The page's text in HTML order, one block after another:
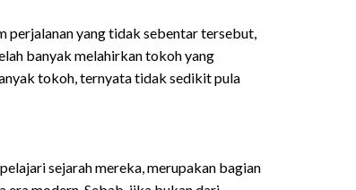
perjalanan yang tidak sebentar tersebut,
banyak melahirkan tokoh yang
tokoh, ternyata tidak sedikit pula
sejarah mereka, merupakan bagian